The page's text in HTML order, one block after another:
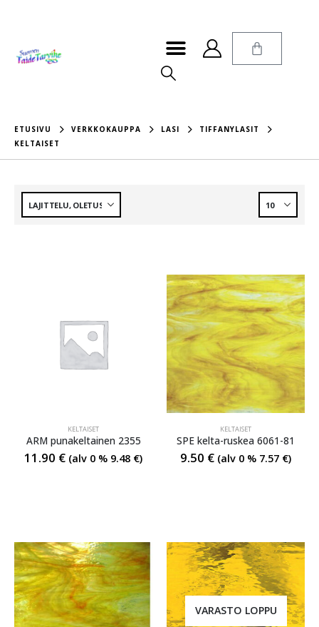
ETUSIVU VERKKOKAUPPA LASI
TIFFANYLASIT
KELTAISET
KELTAISET
ARM punakeltainen 2355
11.90 € (alv 0 % 9.48 €)
KELTAISET
SPE kelta-ruskea 6061-81
9.50 € (alv 0 % 7.57 €)
VARASTO LOPPU